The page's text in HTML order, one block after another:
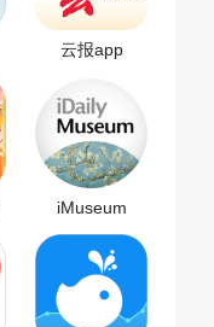
云报app
iMuseum